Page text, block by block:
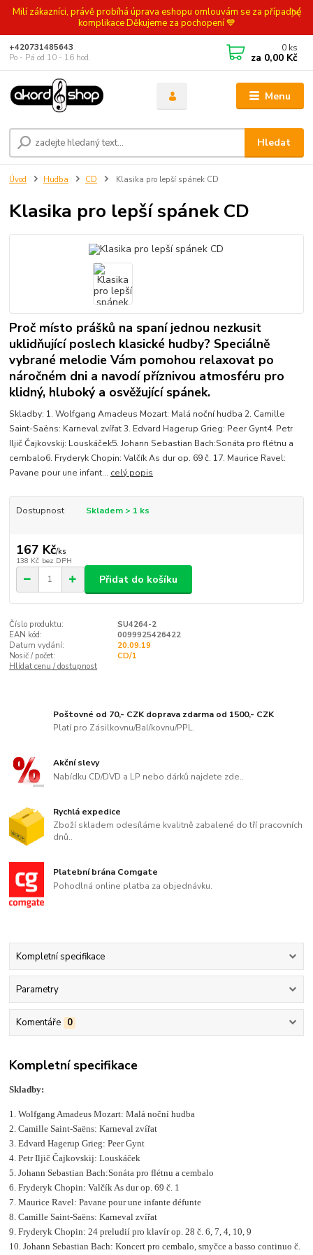
Milí zákazníci, právě probíhá úprava eshopu omlouvám se za případné
komplikace Děkujeme za pochopení 💙
Menu
Hledat
+420731485643
Po - Pá od 10 - 16 hod.
0 ks
za 0,00 Kč
Úvod Hudba CD Klasika pro lepší spánek CD
Klasika pro lepší spánek CD
Proč místo prášků na spaní jednou nezkusit
uklidňující poslech klasické hudby? Speciálně
vybrané melodie Vám pomohou relaxovat po
náročném dni a navodí příznivou atmosféru pro
klidný, hluboký a osvěžující spánek.
Skladby: 1. Wolfgang Amadeus Mozart: Malá noční hudba 2. Camille
Saint-Saëns: Karneval zvířat 3. Edvard Hagerup Grieg: Peer Gynt4. Petr
Iljič Čajkovskij: Louskáček5. Johann Sebastian Bach:Sonáta pro flétnu a
cembalo6. Fryderyk Chopin: Valčík As dur op. 69 č. 17. Maurice Ravel:
Pavane pour une infant... celý popis
Dostupnost Skladem > 1 ks
167 Kč/ks
138 Kč bez DPH
Přidat do košíku
Číslo produktu:
SU4264-2
EAN kód:
0099925426422
Datum vydání:
20.09.19
Nosič / počet:
CD/1
Hlídat cenu / dostupnost
Poštovné od 70,- CZK doprava zdarma od 1500,- CZK
Platí pro Zásilkovnu/Balíkovnu/PPL.
Akční slevy
Nabídku CD/DVD a LP nebo dárků najdete zde..
Rychlá expedice
Zboží skladem odesíláme kvalitně zabalené do tří pracovních
dnů..
Platební brána Comgate
Pohodlná online platba za objednávku.
Kompletní specifikace
Parametry
Komentáře 0
Kompletní specifikace
Skladby:
1. Wolfgang Amadeus Mozart: Malá noční hudba
2. Camille Saint-Saëns: Karneval zvířat
3. Edvard Hagerup Grieg: Peer Gynt
4. Petr Iljič Čajkovskij: Louskáček
5. Johann Sebastian Bach:Sonáta pro flétnu a cembalo
6. Fryderyk Chopin: Valčík As dur op. 69 č. 1
7. Maurice Ravel: Pavane pour une infante défunte
8. Camille Saint-Saëns: Karneval zvířat
9. Fryderyk Chopin: 24 preludií pro klavír op. 28 č. 6, 7, 4, 10, 9
10. Johann Sebastian Bach: Koncert pro cembalo, smyčce a basso continuo č.